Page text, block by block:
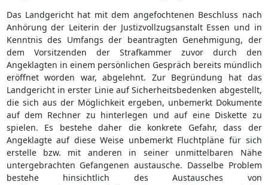
Das Landgericht hat mit dem angefochtenen Beschluss nach
Anhörung der Leiterin der Justizvollzugsanstalt Essen und in
Kenntnis des Umfangs der beantragten Genehmigung, der
dem Vorsitzenden der Strafkammer zuvor durch den
Angeklagten in einem persönlichen Gespräch bereits mündlich
eröffnet worden war, abgelehnt. Zur Begründung hat das
Landgericht in erster Linie auf Sicherheitsbedenken abgestellt,
die sich aus der Möglichkeit ergeben, unbemerkt Dokumente
auf dem Rechner zu hinterlegen und auf eine Diskette zu
spielen. Es bestehe daher die konkrete Gefahr, dass der
Angeklagte auf diese Weise unbemerkt Fluchtpläne für sich
erstelle bzw. mit anderen in seiner unmittelbaren Nähe
untergebrachten Gefangenen austausche. Dasselbe Problem
bestehe hinsichtlich des Austausches von